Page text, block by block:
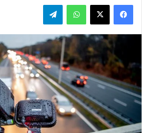
فيسبوك ‫X واتساب تيلقرام